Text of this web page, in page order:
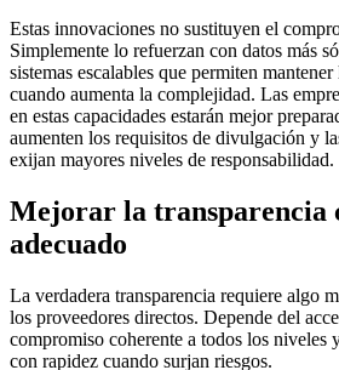
Estas innovaciones no sustituyen el
Simplemente lo refuerzan con datos más
sistemas escalables que permiten
cuando aumenta la complejidad. Las
en estas capacidades estarán mejor
aumenten los requisitos de divulgación y
exijan mayores niveles de responsabilidad.
Mejorar la transparencia
adecuado
La verdadera transparencia requiere algo
los proveedores directos. Depende del
compromiso coherente a todos los niveles
con rapidez cuando surjan riesgos.